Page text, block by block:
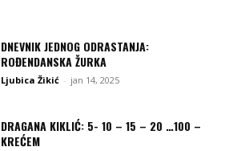
DNEVNIK JEDNOG ODRASTANJA:
ROĐENDANSKA ŽURKA
Ljubica Žikić - jan 14, 2025
DRAGANA KIKLIĆ: 5- 10 – 15 – 20 …100 –
KREĆEM